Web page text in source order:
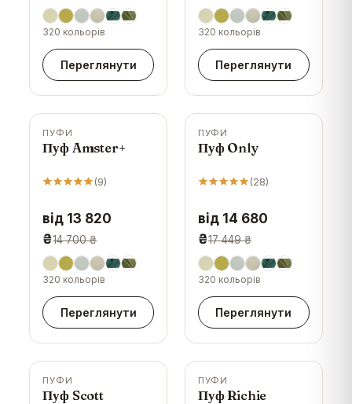
320 кольорів
Переглянути
320 кольорів
Переглянути
-6%
ПУФИ
Пуф Amster+
(9)
від 13 820
₴14 700 ₴
320 кольорів
Переглянути
-16%
ПУФИ
Пуф Only
(28)
від 14 680
₴17 449 ₴
320 кольорів
Переглянути
-6%
ПУФИ
Пуф Scott
-12%
ПУФИ
Пуф Richie